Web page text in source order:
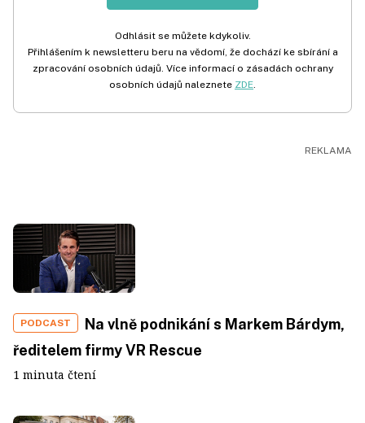
Odhlásit se můžete kdykoliv.
Přihlášením k newsletteru beru na vědomí, že dochází ke sbírání a
zpracování osobních údajů. Více informací o zásadách ochrany
osobních údajů naleznete ZDE.
PODCAST
Na vlně podnikání s Markem Bárdym,
ředitelem firmy VR Rescue
1 minuta čtení